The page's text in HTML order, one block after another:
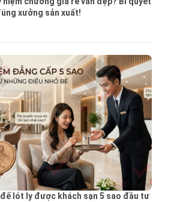
xưởng sản xuất!
lót ly được khách sạn 5 sao đầu tư